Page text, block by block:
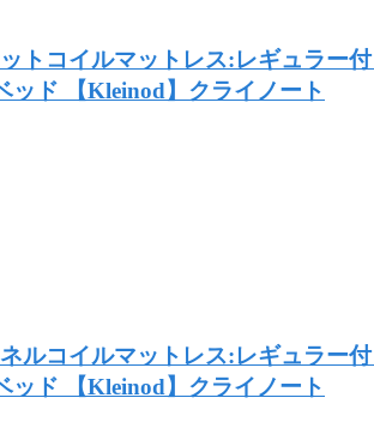
トコイルマットレス:レギュラー
ッド 【Kleinod】クライノート
ルコイルマットレス:レギュラー
ッド 【Kleinod】クライノート